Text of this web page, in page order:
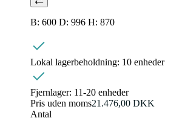
B: 600 D: 996 H: 870
Lokal lagerbeholdning: 10 enheder
Fjernlager: 11-20 enheder
Pris uden moms21.476,00 DKK
Antal